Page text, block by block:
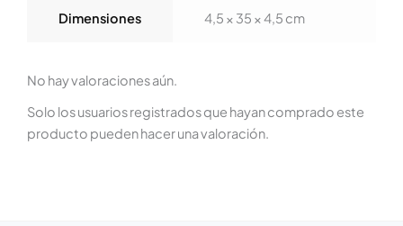
Dimensiones 4,5 × 35 × 4,5 cm
No hay valoraciones aún.
Solo los usuarios registrados que hayan comprado este
producto pueden hacer una valoración.